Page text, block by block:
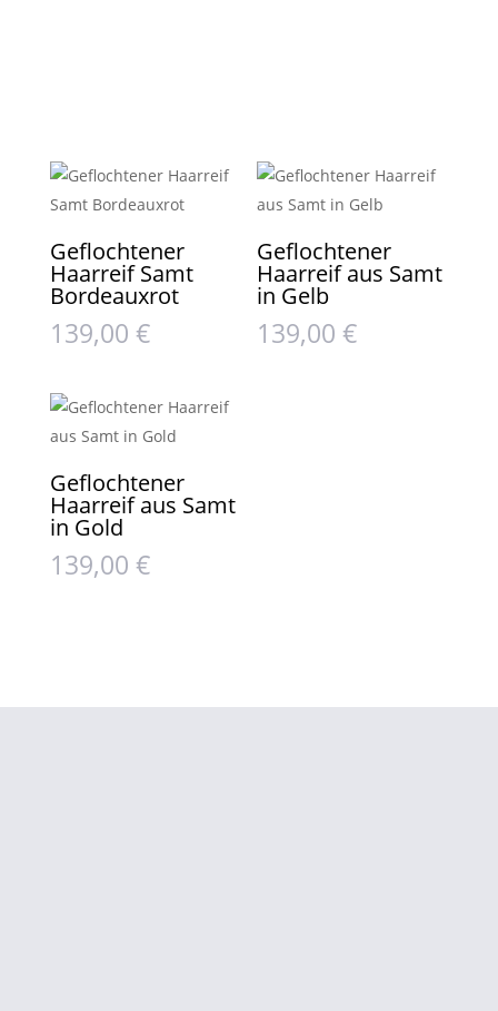
Geflochtener
Haarreif Samt
Bordeauxrot
139,00 €
Geflochtener
Haarreif aus Samt
in Gelb
139,00€
Geflochtener
Haarreif aus Samt
in Gold
139,00 €